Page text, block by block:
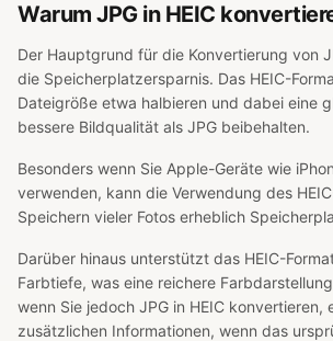
Warum JPG in HEIC
Der Hauptgrund für die Konvertierung von
die Speicherplatzersparnis. Das HEIC-
Dateigröße etwa halbieren und dabei eine
bessere Bildqualität als JPG beibehalten.
Besonders wenn Sie Apple-Geräte wie
verwenden, kann die Verwendung des
Speichern vieler Fotos erheblich
Darüber hinaus unterstützt das HEIC-
Farbtiefe, was eine reichere
wenn Sie jedoch JPG in HEIC konvertieren,
zusätzlichen Informationen, wenn das